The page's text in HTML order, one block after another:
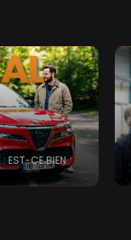
: EST-CE BIEN